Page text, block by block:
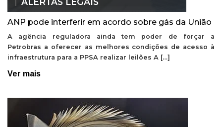
ANP pode interferir em acordo sobre gás da União
A agência reguladora ainda tem poder de forçar a
Petrobras a oferecer as melhores condições de acesso à
infraestrutura para a PPSA realizar leilões A […]
Ver mais